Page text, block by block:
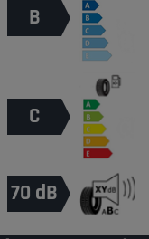
B
C
70 dB